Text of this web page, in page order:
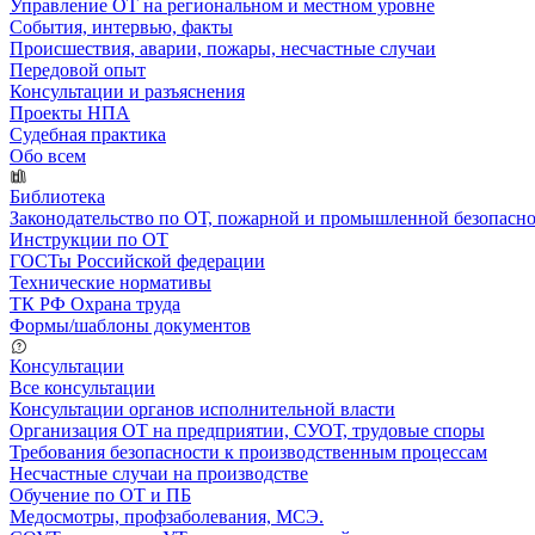
Управление ОТ на региональном и местном уровне
События, интервью, факты
Происшествия, аварии, пожары, несчастные случаи
Передовой опыт
Консультации и разъяснения
Проекты НПА
Судебная практика
Обо всем
Библиотека
Законодательство по ОТ, пожарной и промышленной
Инструкции по ОТ
ГОСТы Российской федерации
Технические нормативы
ТК РФ Охрана труда
Формы/шаблоны документов
Консультации
Все консультации
Консультации органов исполнительной власти
Организация ОТ на предприятии, СУОТ, трудовые споры
Требования безопасности к производственным процессам
Несчастные случаи на производстве
Обучение по ОТ и ПБ
Медосмотры, профзаболевания, МСЭ.